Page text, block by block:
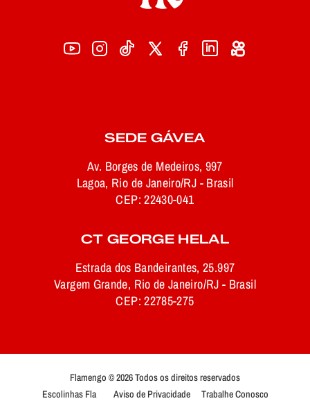
SEDE GÁVEA
Av. Borges de Medeiros, 997
Lagoa, Rio de Janeiro/RJ - Brasil
CEP: 22430-041
CT GEORGE HELAL
Estrada dos Bandeirantes, 25.997
Vargem Grande, Rio de Janeiro/RJ - Brasil
CEP: 22785-275
Flamengo © 2026 Todos os direitos reservados
Escolinhas Fla
Aviso de Privacidade Trabalhe Conosco